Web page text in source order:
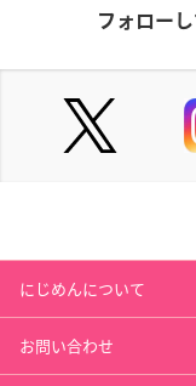
フォロー
にじめんについて
お問い合わせ